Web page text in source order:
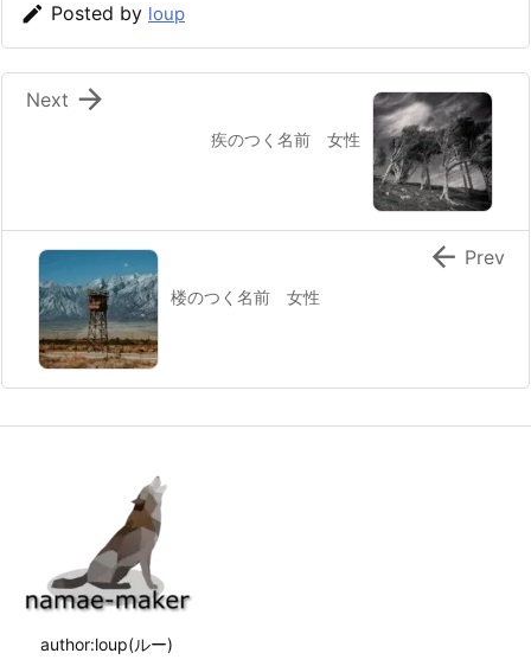
 Posted by loup
疾のつく名前 女性

Next
楼のつく名前 女性
 Prev
author:loup(ルー)